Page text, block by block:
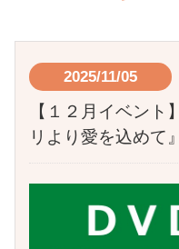
2025/11/05
【１２月イベン
リより愛を込めて』